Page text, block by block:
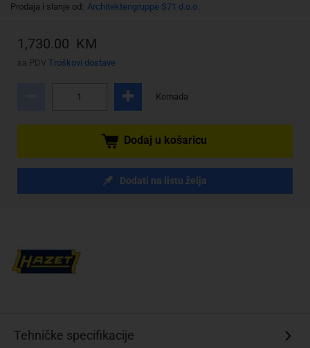
Prodaja i slanje od: Architektengruppe S71 d.o.o.
1,730.00 KM
sa PDV Troškovi dostave
Komada
Dodaj u košaricu
Dodati na listu želja
Tehničke specifikacije